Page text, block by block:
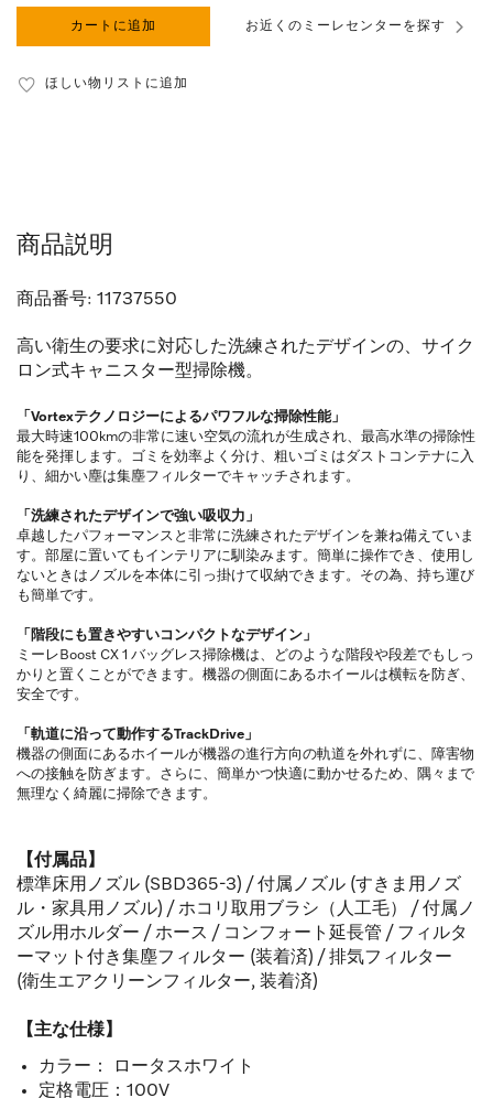
カートに追加 お近くのミーレセンターを探す
ほしい物リストに追加
商品説明
商品番号: 11737550
高い衛生の要求に対応した洗練されたデザインの、サイク
ロン式キャニスター型掃除機。
「Vortexテクノロジーによるパワフルな掃除性能」
最大時速100kmの非常に速い空気の流れが生成され、最高水準の掃除性
能を発揮します。ゴミを効率よく分け、粗いゴミはダストコンテナに入
り、細かい塵は集塵フィルターでキャッチされます。
「洗練されたデザインで強い吸収力」
卓越したパフォーマンスと非常に洗練されたデザインを兼ね備えていま
す。部屋に置いてもインテリアに馴染みます。簡単に操作でき、使用し
ないときはノズルを本体に引っ掛けて収納できます。その為、持ち運び
も簡単です。
「階段にも置きやすいコンパクトなデザイン」
ミーレBoost CX 1 バッグレス掃除機は、どのような階段や段差でもしっ
かりと置くことができます。機器の側面にあるホイールは横転を防ぎ、
安全です。
「軌道に沿って動作するTrackDrive」
機器の側面にあるホイールが機器の進行方向の軌道を外れずに、障害物
への接触を防ぎます。さらに、簡単かつ快適に動かせるため、隅々まで
無理なく綺麗に掃除できます。
【付属品】
標準床用ノズル (SBD365-3) / 付属ノズル (すきま用ノズ
ル・家具用ノズル) / ホコリ取用ブラシ（人工毛） / 付属ノ
ズル用ホルダー / ホース / コンフォート延長管 / フィルタ
ーマット付き集塵フィルター (装着済) / 排気フィルター
(衛生エアクリーンフィルター, 装着済)
【主な仕様】
カラー： ロータスホワイト
定格電圧：100V